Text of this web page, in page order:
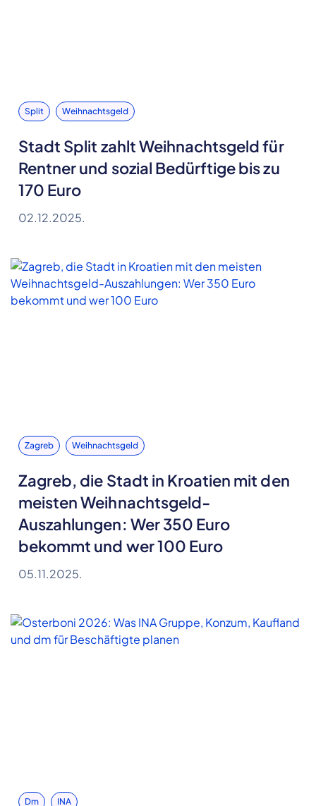
Split Weihnachtsgeld
Stadt Split zahlt Weihnachtsgeld für
Rentner und sozial Bedürftige bis zu
170 Euro
02.12.2025.
Zagreb Weihnachtsgeld
Zagreb, die Stadt in Kroatien mit den
meisten Weihnachtsgeld-
Auszahlungen: Wer 350 Euro
bekommt und wer 100 Euro
05.11.2025.
Dm INA